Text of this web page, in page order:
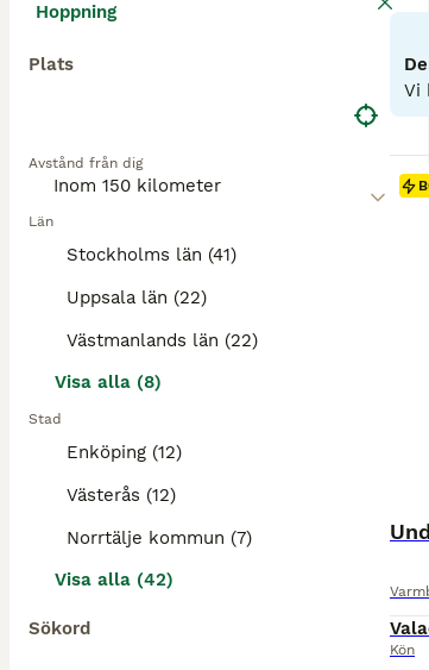
Hoppning
Plats
Avstånd från dig
Län
Stockholms län (41)
Uppsala län (22)
Västmanlands län (22)
Visa alla (8)
Stad
Enköping (12)
Västerås (12)
Norrtälje kommun (7)
Visa alla (42)
Sökord
Vi
Kön